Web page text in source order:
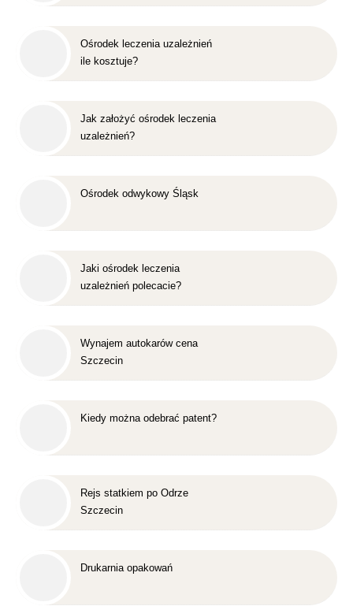
Ośrodek leczenia uzależnień
ile kosztuje?
Jak założyć ośrodek leczenia
uzależnień?
Ośrodek odwykowy Śląsk
Jaki ośrodek leczenia
uzależnień polecacie?
Wynajem autokarów cena
Szczecin
Kiedy można odebrać patent?
Rejs statkiem po Odrze
Szczecin
Drukarnia opakowań